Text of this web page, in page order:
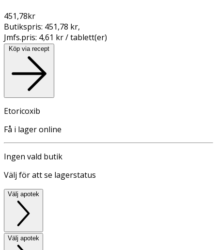
451,78kr
Butikspris: 451,78 kr,
Jmfs.pris: 4,61 kr / tablett(er)
Köp via recept
Etoricoxib
Få i lager online
Ingen vald butik
Välj för att se lagerstatus
Välj apotek
Välj apotek